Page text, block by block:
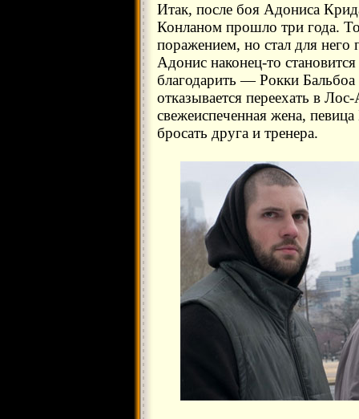
Итак, после боя Адониса
Конланом прошло три года.
поражением, но стал для него
Адонис наконец-то
благодарить — Рокки
отказывается переехать в
свежеиспеченная жена,
бросать друга и тренера.